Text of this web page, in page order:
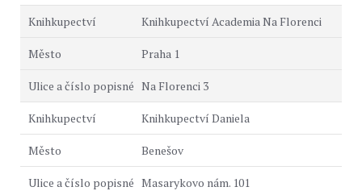
Knihkupectví Academia Na Florenci
Praha 1
Na Florenci 3
Knihkupectví Daniela
Benešov
Masarykovo nám. 101